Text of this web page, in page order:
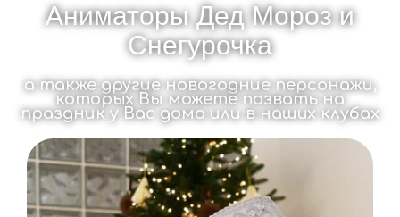
Аниматоры Дед Мороз и
Снегурочка
а также другие новогодние персонажи,
которых Вы можете позвать на
праздник у Вас дома или в наших клубах